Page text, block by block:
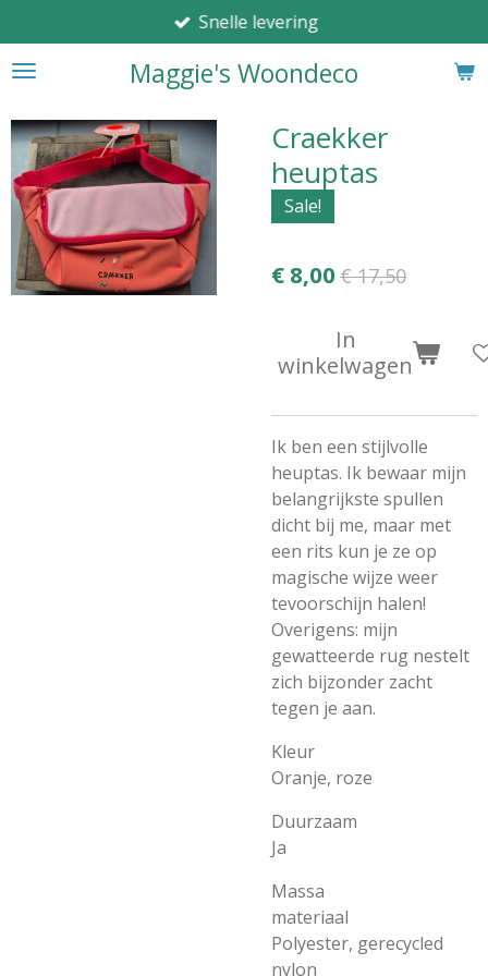
direct
naar
hoofdinhoud
Maggie's Woondeco
Snelle levering
Craekker
heuptas
Sale!
€ 8,00 € 17,50
In
winkelwagen
Ik ben een stijlvolle
heuptas. Ik bewaar mijn
belangrijkste spullen
dicht bij me, maar met
een rits kun je ze op
magische wijze weer
tevoorschijn halen!
Overigens: mijn
gewatteerde rug nestelt
zich bijzonder zacht
tegen je aan.
Kleur
Oranje, roze
Duurzaam
Ja
Massa
materiaal
Polyester, gerecycled
nylon